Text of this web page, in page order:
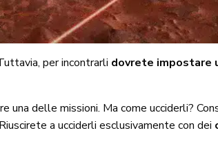
per incontrarli dovrete impostare
delle missioni. Ma come ucciderli?
a ucciderli esclusivamente con dei